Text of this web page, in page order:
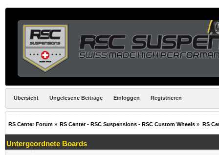
Übersicht Ungelesene Beiträge Einloggen Registrieren
RS Center Forum » RS Center - RSC Suspensions - RSC Custom Wheels » RS
Untergeordnete Boards